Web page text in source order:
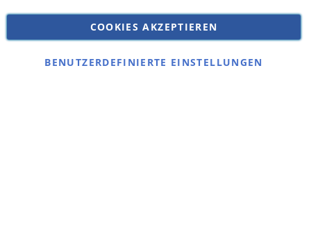
Impressum
Kontakt
COOKIES AKZEPTIEREN
BENUTZERDEFINIERTE EINSTELLUNGEN